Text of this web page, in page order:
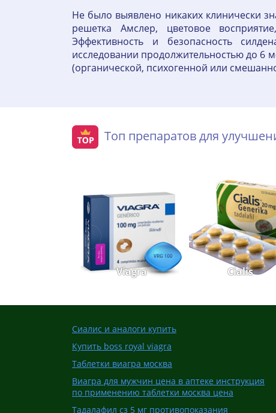
Не было выявлено никаких клинически
решетка Амслер, цветовое
Эффективность и безопасность
исследовании продолжительностью до 6
(органической, психогенной или
Топ препаратов для
Viagra Cialis
Сиалис и аналоги купить
Купить boss royal viagra
Таблетки виагра москва
Виагра для мужчин цена в аптеке инструкция
по применению таблетки москва цена
Тадалафил сз 5 мг противопоказания